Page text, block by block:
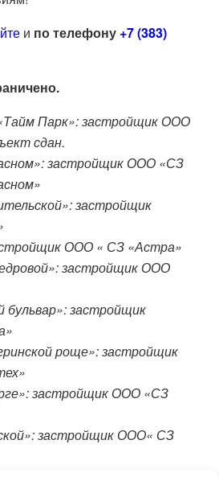
и по телефону +7 (383)
Парк»: застройщик ООО
сдан.
застройщик ООО «СЗ
застройщик
ООО « СЗ «Астра»
застройщик ООО
застройщик
роще»: застройщик
застройщик ООО «СЗ
застройщик ООО« СЗ